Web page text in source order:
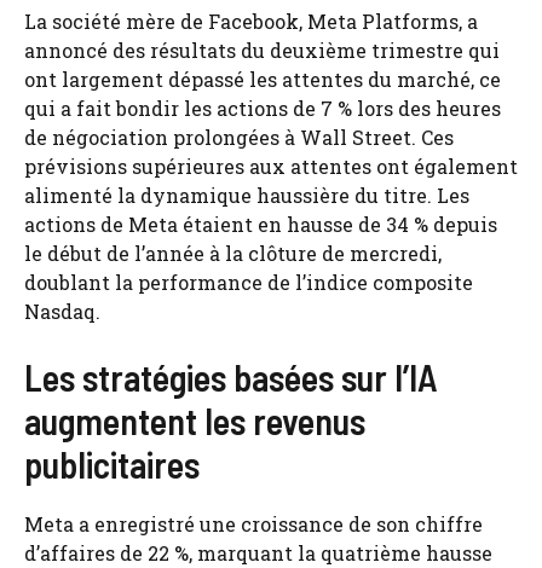
La société mère de Facebook, Meta Platforms, a
annoncé des résultats du deuxième trimestre qui
ont largement dépassé les attentes du marché, ce
qui a fait bondir les actions de 7 % lors des heures
de négociation prolongées à Wall Street. Ces
prévisions supérieures aux attentes ont également
alimenté la dynamique haussière du titre. Les
actions de Meta étaient en hausse de 34 % depuis
le début de l’année à la clôture de mercredi,
doublant la performance de l’indice composite
Nasdaq.
Les stratégies basées sur l’IA
augmentent les revenus
publicitaires
Meta a enregistré une croissance de son chiffre
d’affaires de 22 %, marquant la quatrième hausse